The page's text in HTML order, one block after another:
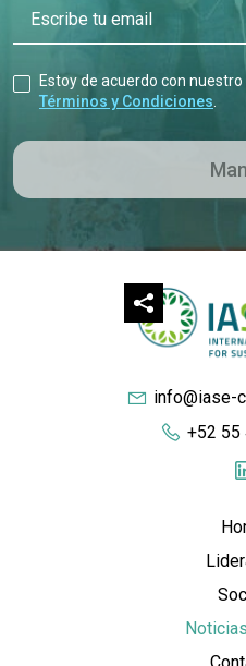
Escribe tu email
Estoy de acuerdo con nuestro
Términos y Condiciones
info@iase-
+52 55